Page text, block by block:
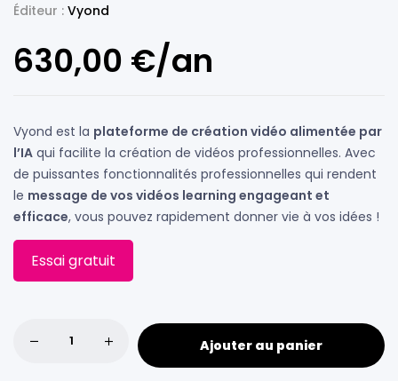
Éditeur : Vyond
630,00 €/an
Vyond est la plateforme de création vidéo alimentée par
l’IA qui facilite la création de vidéos professionnelles. Avec
de puissantes fonctionnalités professionnelles qui rendent
le message de vos vidéos learning engageant et
efficace, vous pouvez rapidement donner vie à vos idées !
Essai gratuit
Ajouter au panier